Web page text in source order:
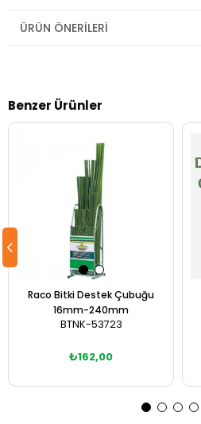
ÜRÜN ÖNERILERI
Benzer Ürünler
Raco Bitki Destek Çubuğu
16mm-240mm
BTNK-53723
₺162,00